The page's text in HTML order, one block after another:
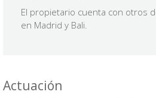
El propietario cuenta con otros
en Madrid y Bali.
Actuación